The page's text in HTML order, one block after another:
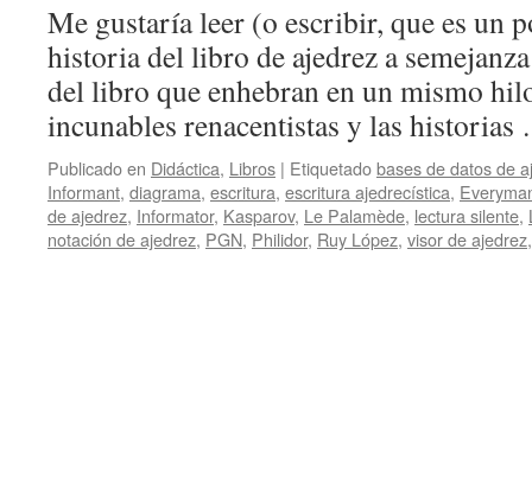
Me gustaría leer (o escribir, que es un
historia del libro de ajedrez a
del libro que enhebran en un mismo
incunables renacentistas y las
Publicado en Didáctica, Libros | Etiquetadobases de datos de
Informant, diagrama, escritura, escritura ajedrecística,
de ajedrez, Informator, Kasparov, Le Palamède, lectura silente,
notación de ajedrez, PGN, Philidor, Ruy López, visor de ajedrez